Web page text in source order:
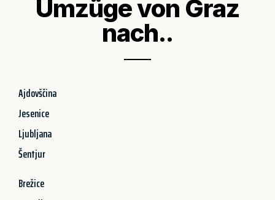
Umzüge von Graz
nach..
Ajdovščina
Jesenice
Ljubljana
Šentjur
Brežice